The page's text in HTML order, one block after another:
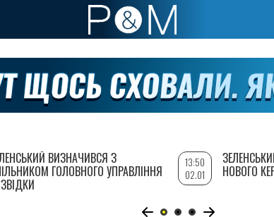
ВИЗНАЧИВСЯ З
ГОЛОВНОГО УПРАВЛІННЯ
13:50
02.01
НОВОГО